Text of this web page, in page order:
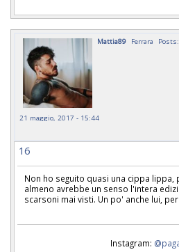
Mattia89 Ferrara
21 maggio, 2017 - 15:44
16
Non ho seguito quasi una cippa lippa,
almeno avrebbe un senso l'intera
scarsoni mai visti. Un po' anche lui,
Instagram: